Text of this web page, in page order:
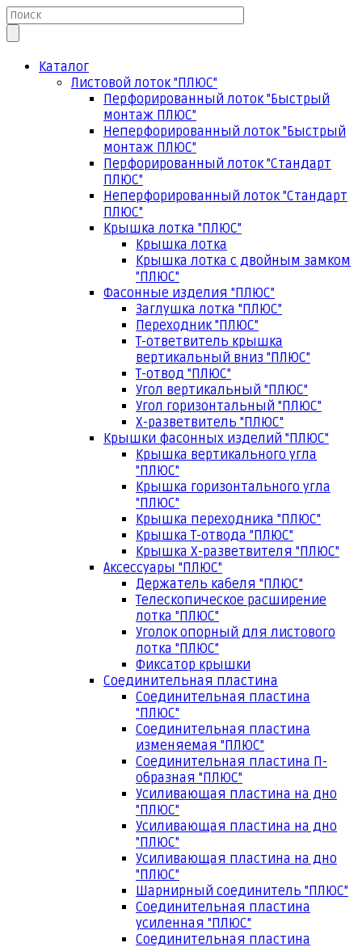
Каталог
Листовой лоток "ПЛЮС"
Перфорированный лоток "Быстрый
монтаж ПЛЮС"
Неперфорированный лоток "Быстрый
монтаж ПЛЮС"
Перфорированный лоток "Стандарт
ПЛЮС"
Неперфорированный лоток "Стандарт
ПЛЮС"
Крышка лотка "ПЛЮС"
Крышка лотка
Крышка лотка с двойным замком
"ПЛЮС"
Фасонные изделия "ПЛЮС"
Заглушка лотка "ПЛЮС"
Переходник "ПЛЮС"
Т-ответвитель крышка
вертикальный вниз "ПЛЮС"
Т-отвод "ПЛЮС"
Угол вертикальный "ПЛЮС"
Угол горизонтальный "ПЛЮС"
Х-разветвитель "ПЛЮС"
Крышки фасонных изделий "ПЛЮС"
Крышка вертикального угла
"ПЛЮС"
Крышка горизонтального угла
"ПЛЮС"
Крышка переходника "ПЛЮС"
Крышка Т-отвода "ПЛЮС"
Крышка Х-разветвителя "ПЛЮС"
Аксессуары "ПЛЮС"
Держатель кабеля "ПЛЮС"
Телескопическое расширение
лотка "ПЛЮС"
Уголок опорный для листового
лотка "ПЛЮС"
Фиксатор крышки
Соединительная пластина
Соединительная пластина
"ПЛЮС"
Соединительная пластина
изменяемая "ПЛЮС"
Соединительная пластина П-
образная "ПЛЮС"
Усиливающая пластина на дно
"ПЛЮС"
Усиливающая пластина на дно
"ПЛЮС"
Усиливающая пластина на дно
"ПЛЮС"
Шарнирный соединитель "ПЛЮС"
Соединительная пластина
усиленная "ПЛЮС"
Соединительная пластина